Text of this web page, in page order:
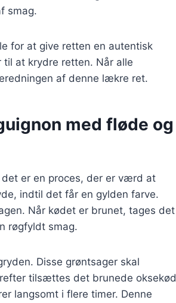
smag.
for at give retten en autentisk
at krydre retten. Når alle
af denne lækre ret.
med fløde og
er en proces, der er værd at
indtil det får en gylden farve.
Når kødet er brunet, tages det
røgfyldt smag.
Disse grøntsager skal
tilsættes det brunede oksekød
langsomt i flere timer. Denne